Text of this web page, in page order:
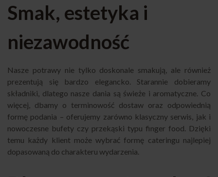
Smak, estetyka i
niezawodność
Nasze potrawy nie tylko doskonale smakują, ale również
prezentują się bardzo elegancko. Starannie dobieramy
składniki, dlatego nasze dania są świeże i aromatyczne. Co
więcej, dbamy o terminowość dostaw oraz odpowiednią
formę podania – oferujemy zarówno klasyczny serwis, jak i
nowoczesne bufety czy przekąski typu finger food. Dzięki
temu każdy klient może wybrać formę cateringu najlepiej
dopasowaną do charakteru wydarzenia.